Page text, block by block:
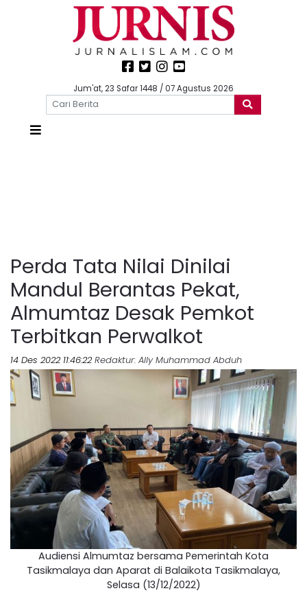
Jum'at, 23 Safar 1448 / 07 Agustus 2026
Perda Tata Nilai Dinilai
Mandul Berantas Pekat,
Almumtaz Desak Pemkot
Terbitkan Perwalkot
14 Des 2022 11:46:22 Redaktur: Ally Muhammad Abduh
Audiensi Almumtaz bersama Pemerintah Kota
Tasikmalaya dan Aparat di Balaikota Tasikmalaya,
Selasa (13/12/2022)